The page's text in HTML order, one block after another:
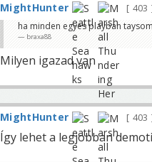
MightHunter
403
ha minden egyes playban
braxa88
Milyen igazad van
MightHunter 403
Így lehet a legjobban